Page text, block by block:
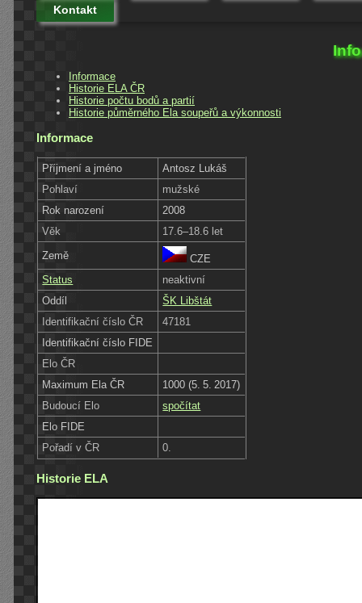
Kontakt
Informace
Historie ELA ČR
Historie počtu bodů a partií
Historie půměrného Ela soupeřů a výkonnosti
Informace
Příjmení a jméno
Antosz Lukáš
Pohlaví
mužské
Rok narození
2008
Věk
17.6–18.6 let
Země
CZE
Status
neaktivní
Oddíl
ŠK Libštát
Identifikační číslo ČR
47181
Identifikační číslo FIDE
Elo ČR
Maximum Ela ČR
1000 (5. 5. 2017)
Budoucí Elo
spočítat
Elo FIDE
Pořadí v ČR
0.
Historie ELA